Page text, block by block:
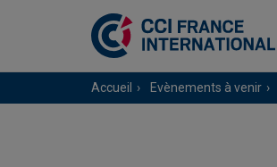
Accueil Evènements à venir